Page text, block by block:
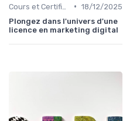
• 18/12/2025
Plongez dans l'univers d'une
licence en marketing digital